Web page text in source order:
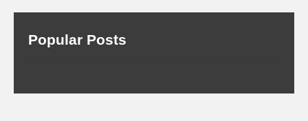
Popular Posts